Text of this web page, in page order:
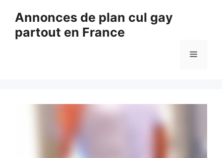
contenu
Annonces de plan cul gay
partout en France
Menu